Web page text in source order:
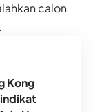
calon
Kong